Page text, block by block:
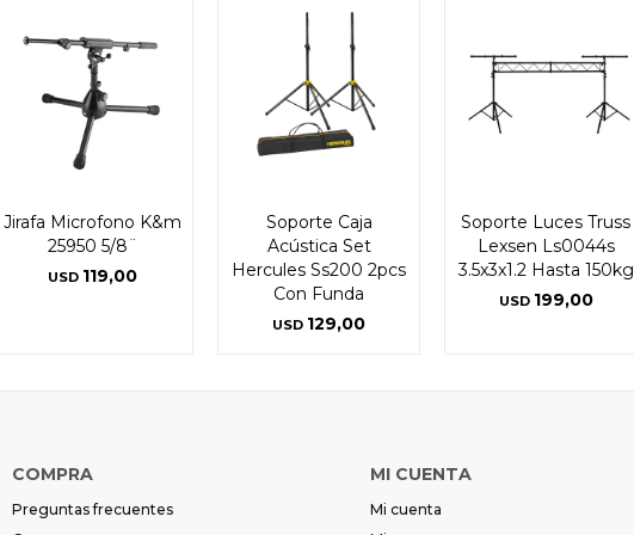
Jirafa Microfono K&m
25950 5/8¨
USD 119,00
Soporte Caja
Acústica Set
Hercules Ss200 2pcs
Con Funda
USD 129,00
Soporte Luces Truss
Lexsen Ls0044s
3.5x3x1.2 Hasta 150kg
USD 199,00
COMPRA
Preguntas frecuentes
MI CUENTA
Mi cuenta